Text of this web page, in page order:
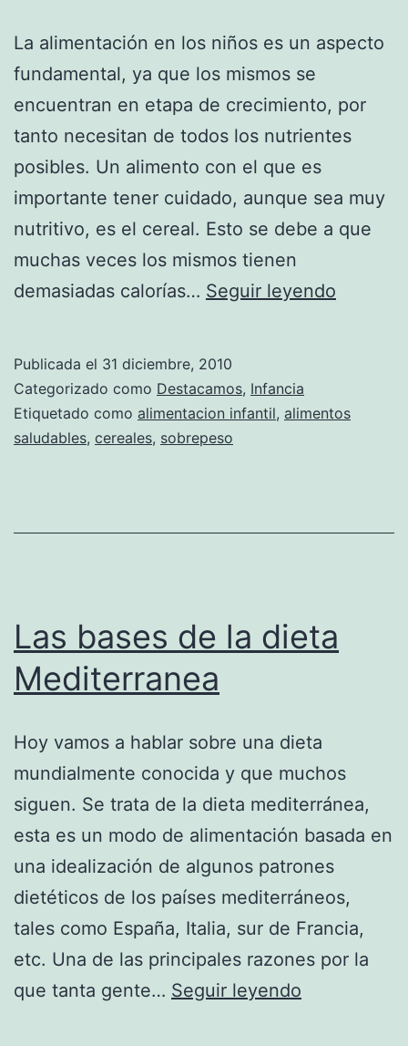
La alimentación en los niños es un aspecto
fundamental, ya que los mismos se
encuentran en etapa de crecimiento, por
tanto necesitan de todos los nutrientes
posibles. Un alimento con el que es
importante tener cuidado, aunque sea muy
nutritivo, es el cereal. Esto se debe a que
muchas veces los mismos tienen
demasiadas calorías… Seguir leyendo
en
Publicada el 31 diciembre, 2010
Categorizado como Destacamos, Infancia
Etiquetado como alimentacion infantil, alimentos
saludables, cereales, sobrepeso
Las bases de la dieta
Mediterranea
Hoy vamos a hablar sobre una dieta
mundialmente conocida y que muchos
siguen. Se trata de la dieta mediterránea,
esta es un modo de alimentación basada en
una idealización de algunos patrones
dietéticos de los países mediterráneos,
tales como España, Italia, sur de Francia,
etc. Una de las principales razones por la
que tanta gente… Seguir leyendo